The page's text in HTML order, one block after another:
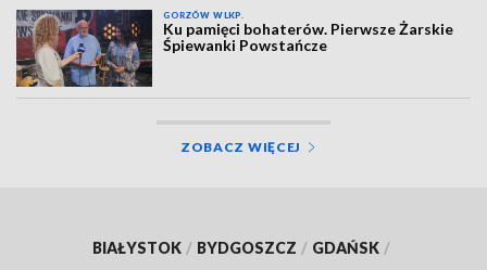
GORZÓW WLKP.
Ku pamięci bohaterów. Pierwsze Żarskie
Śpiewanki Powstańcze
ZOBACZ WIĘCEJ
BIAŁYSTOK / BYDGOSZCZ / GDAŃSK /